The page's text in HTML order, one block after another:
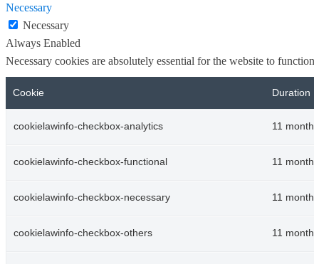
Necessary
Necessary
Always Enabled
Necessary cookies are absolutely essential for the website to
Cookie Duration
cookielawinfo-checkbox-analytics 11
cookielawinfo-checkbox-functional 11
cookielawinfo-checkbox-necessary 11
cookielawinfo-checkbox-others 11